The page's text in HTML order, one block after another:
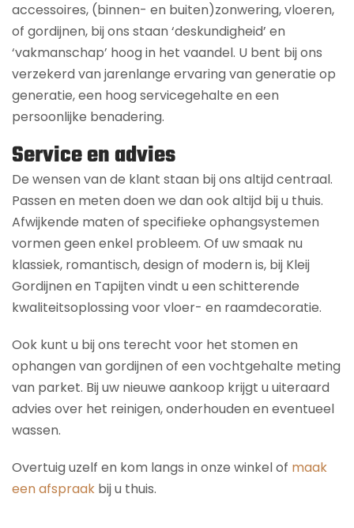
accessoires, (binnen- en buiten)zonwering, vloeren,
of gordijnen, bij ons staan ‘deskundigheid’ en
‘vakmanschap’ hoog in het vaandel. U bent bij ons
verzekerd van jarenlange ervaring van generatie op
generatie, een hoog servicegehalte en een
persoonlijke benadering.
Service en advies
De wensen van de klant staan bij ons altijd centraal.
Passen en meten doen we dan ook altijd bij u thuis.
Afwijkende maten of specifieke ophangsystemen
vormen geen enkel probleem. Of uw smaak nu
klassiek, romantisch, design of modern is, bij Kleij
Gordijnen en Tapijten vindt u een schitterende
kwaliteitsoplossing voor vloer- en raamdecoratie.
Ook kunt u bij ons terecht voor het stomen en
ophangen van gordijnen of een vochtgehalte meting
van parket. Bij uw nieuwe aankoop krijgt u uiteraard
advies over het reinigen, onderhouden en eventueel
wassen.
Overtuig uzelf en kom langs in onze winkel of maak
een afspraak bij u thuis.